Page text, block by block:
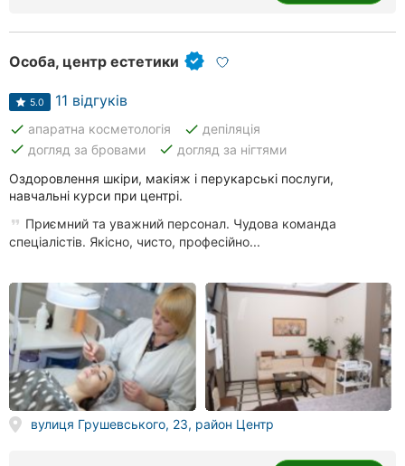
Особа, центр естетики
5.0 11 відгуків
done апаратна косметологія done депіляція
done догляд за бровами done догляд за нігтями
Оздоровлення шкіри, макіяж і перукарські послуги,
навчальні курси при центрі.
Приємний та уважний персонал. Чудова команда
спеціалістів. Якісно, чисто, професійно...
вулиця Грушевського, 23, район Центр